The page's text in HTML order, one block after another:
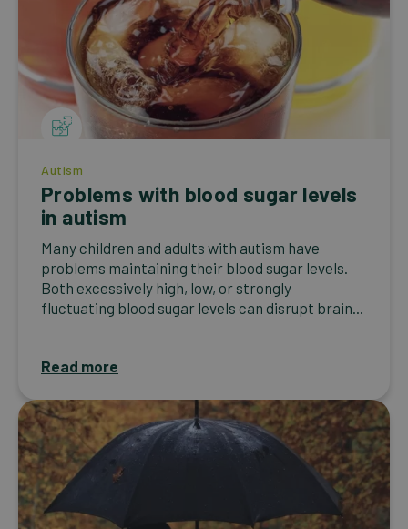
Autism
Problems with blood sugar levels
in autism
Many children and adults with autism have
problems maintaining their blood sugar levels.
Both excessively high, low, or strongly
fluctuating blood sugar levels can disrupt brain...
Read more